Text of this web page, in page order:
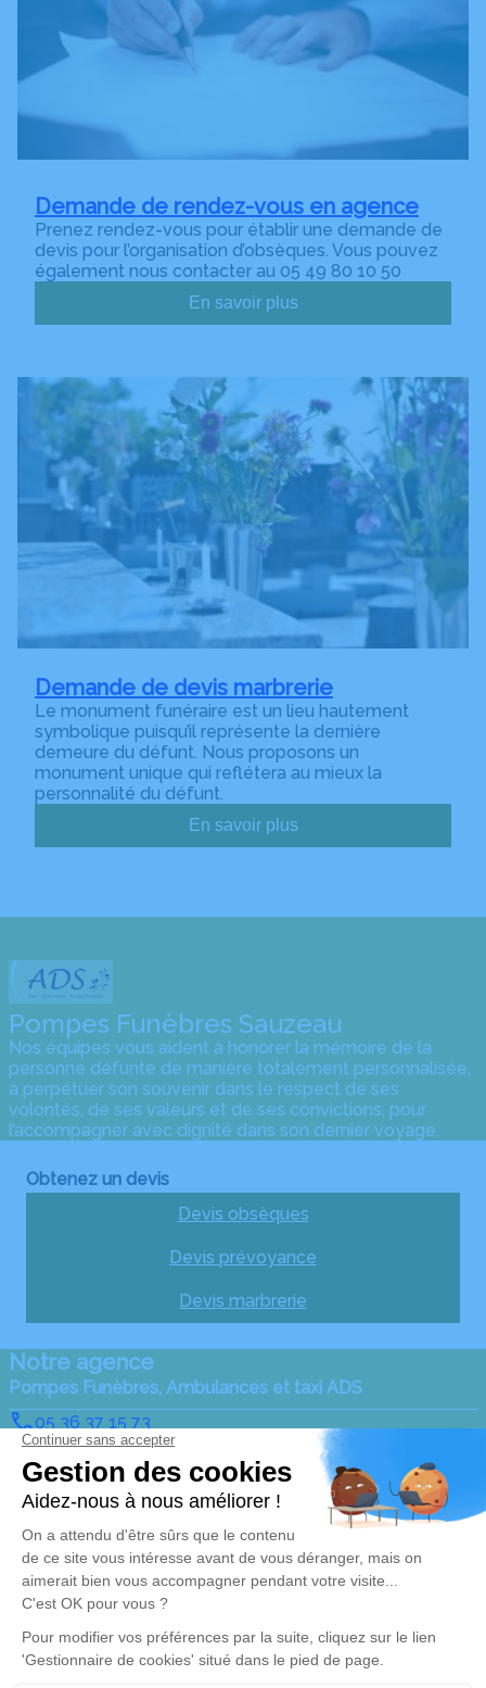
Demande de rendez-vous en agence
Prenez rendez-vous pour établir une demande de
devis pour l’organisation d’obsèques. Vous pouvez
également nous contacter au 05 49 80 10 50
En savoir plus
Demande de devis marbrerie
Le monument funéraire est un lieu hautement
symbolique puisqu’il représente la dernière
demeure du défunt. Nous proposons un
monument unique qui reflétera au mieux la
personnalité du défunt.
En savoir plus
Pompes Funèbres Sauzeau
Nos équipes vous aident à honorer la mémoire de la
personne défunte de manière totalement personnalisée,
à perpétuer son souvenir dans le respect de ses
volontés, de ses valeurs et de ses convictions, pour
l’accompagner avec dignité dans son dernier voyage.
Obtenez un devis
Devis obsèques
Devis prévoyance
Devis marbrerie
Notre agence
Pompes Funèbres, Ambulances et taxi ADS
05 36 37 15 73
ambulances-sauzeau@orange.fr
89, Avenue du Général de Gaulle – 79140 – Cerizay
4.9/5 – 94 avis
Nos Services
Organiser des obsèques
Monuments funéraires
Services aux familles
Liens utiles
Avis de décès
Demande de rendez-vous
Nos réseaux sociaux